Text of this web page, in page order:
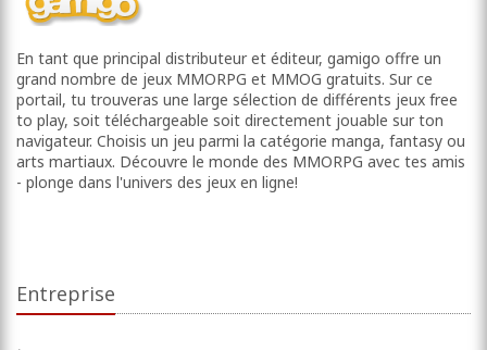
En tant que principal distributeur et éditeur, gamigo offre un
grand nombre de jeux MMORPG et MMOG gratuits. Sur ce
portail, tu trouveras une large sélection de différents jeux free
to play, soit téléchargeable soit directement jouable sur ton
navigateur. Choisis un jeu parmi la catégorie manga, fantasy ou
arts martiaux. Découvre le monde des MMORPG avec tes amis
- plonge dans l'univers des jeux en ligne!
Entreprise